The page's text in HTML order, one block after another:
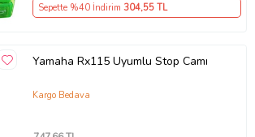
Sepette %40 İndirim 304,55 TL
Yamaha Rx115 Uyumlu Stop Camı
Kargo Bedava